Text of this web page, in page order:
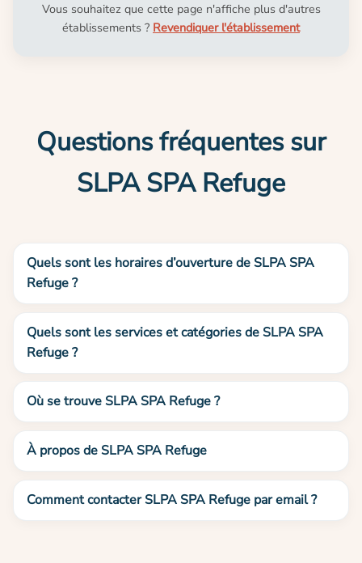
Vous souhaitez que cette page n'affiche plus d'autres
établissements ? Revendiquer l'établissement
Questions fréquentes sur
SLPA SPA Refuge
Quels sont les horaires d’ouverture de SLPA SPA
Refuge ?
Quels sont les services et catégories de SLPA SPA
Refuge ?
Où se trouve SLPA SPA Refuge ?
À propos de SLPA SPA Refuge
Comment contacter SLPA SPA Refuge par email ?